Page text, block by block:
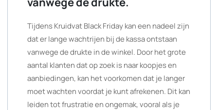
Tijdens Kruidvat Black Friday kan een nadeel zijn
dat er lange wachtrijen bij de kassa ontstaan
vanwege de drukte in de winkel. Door het grote
aantal klanten dat op zoek is naar koopjes en
aanbiedingen, kan het voorkomen dat je langer
moet wachten voordat je kunt afrekenen. Dit kan
leiden tot frustratie en ongemak, vooral als je